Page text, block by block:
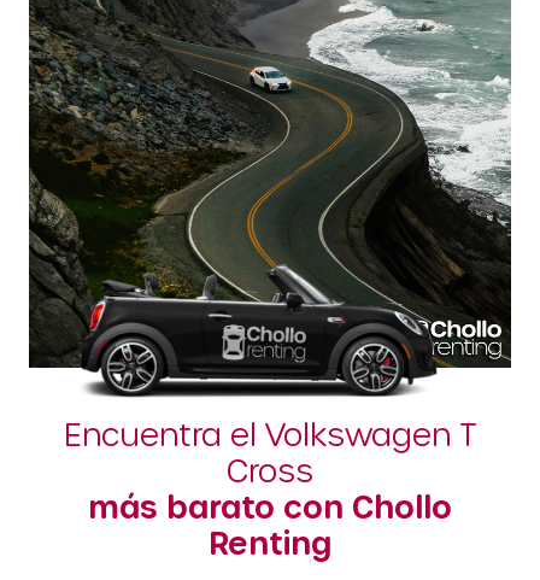
Encuentra el Volkswagen T
Cross
más barato con Chollo
Renting